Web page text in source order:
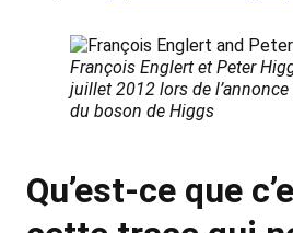
François Englert et Peter
juillet 2012 lors de
du boson de Higgs
Qu’est-ce que